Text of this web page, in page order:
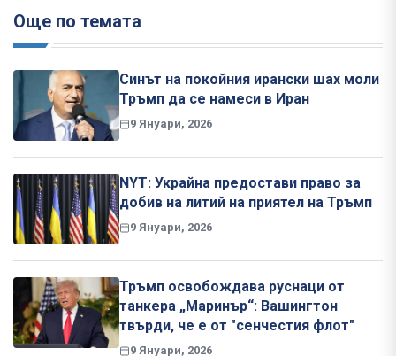
Още по темата
Синът на покойния ирански шах моли
Тръмп да се намеси в Иран
9 Януари, 2026
NYT: Украйна предостави право за
добив на литий на приятел на Тръмп
9 Януари, 2026
Тръмп освобождава руснаци от
танкера „Маринър“: Вашингтон
твърди, че е от "сенчестия флот"
9 Януари, 2026